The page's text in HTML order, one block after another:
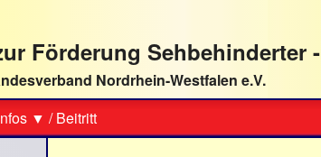
Förderung Sehbehinderter -
Nordrhein-Westfalen e.V.
▼ /Beitritt